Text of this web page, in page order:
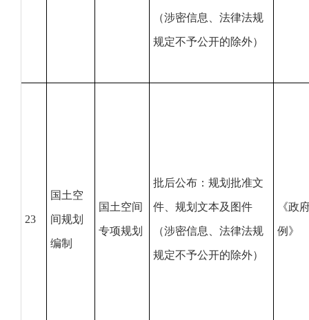
（涉密信息、法律法规
规定不予公开的除外）
23
国土空
间规划
编制
国土空间
专项规划
批后公布：规划批准文
件、规划文本及图件
（涉密信息、法律法规
规定不予公开的除外）
《政
例》